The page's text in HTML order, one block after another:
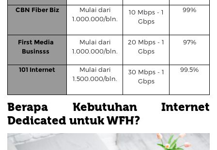
CBN Fiber Biz
Mulai dari
1.000.000/bln.
10 Mbps - 1
Gbps
99%
First Media
Businsss
Mulai dari
1.000.000/bln.
20 Mbps - 1
Gbps
97%
101 Internet
Mulai dari
1.500.000/bln.
30 Mbps - 1
Gbps
99.5%
Berapa Kebutuhan Internet
Dedicated untuk WFH?